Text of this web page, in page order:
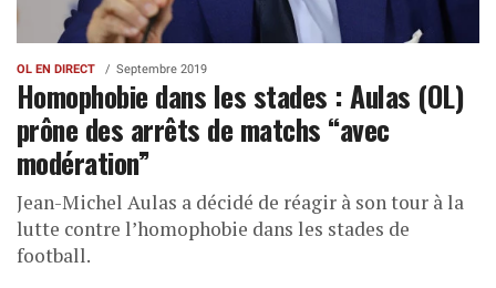
OL EN DIRECT Septembre 2019
Homophobie dans les stades : Aulas (OL)
prône des arrêts de matchs “avec
modération”
Jean-Michel Aulas a décidé de réagir à son tour à la
lutte contre l’homophobie dans les stades de
football.